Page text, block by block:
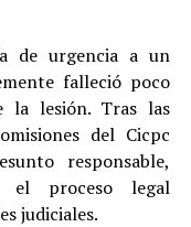
de urgencia a un
falleció poco
la lesión. Tras las
del Cicpc
responsable,
el proceso legal
judiciales.